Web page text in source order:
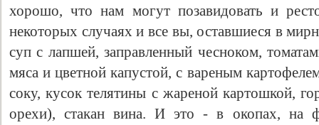
хорошо, что нам могут позавидовать и
некоторых случаях и все вы, оставшиеся в
суп с лапшей, заправленный чесноком,
мяса и цветной капустой, с вареным
соку, кусок телятины с жареной картошкой,
орехи), стакан вина. И это - в окопах, на